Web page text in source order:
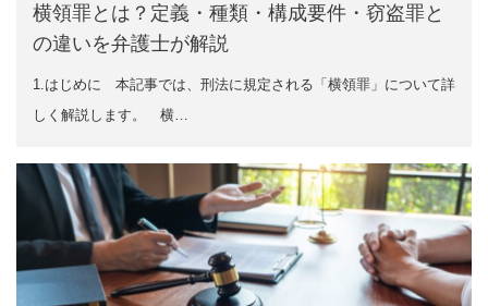
横領罪とは？定義・種類・構成要件・窃盗罪と
の違いを弁護士が解説
1.はじめに 本記事では、刑法に規定される「横領罪」について詳
しく解説します。 横…